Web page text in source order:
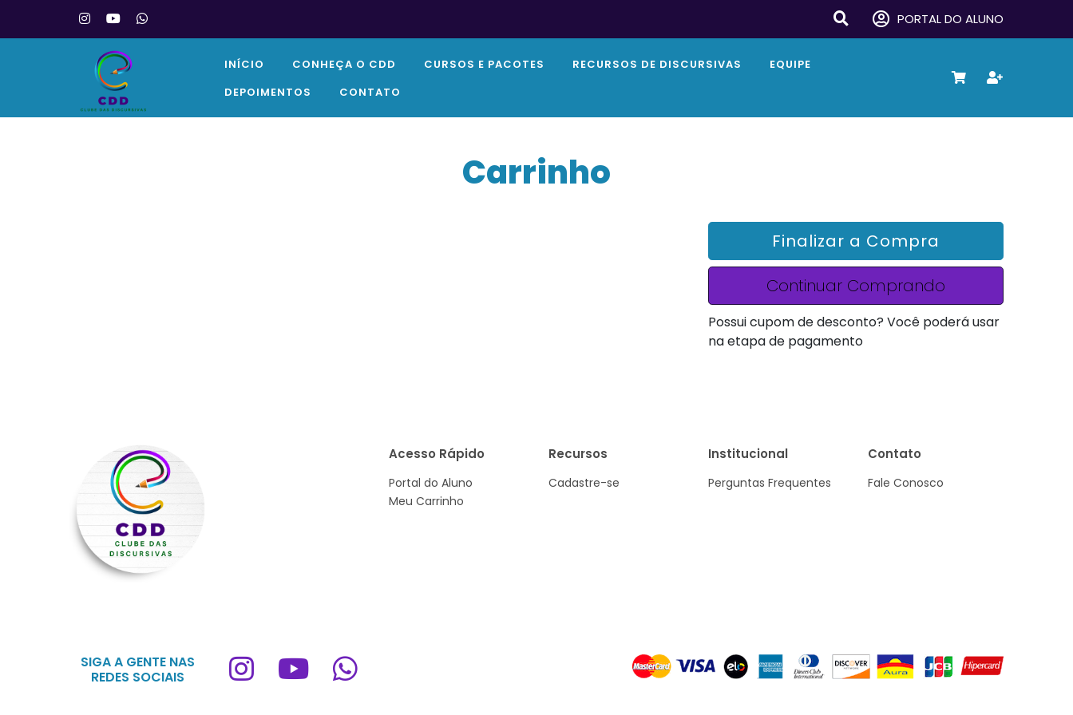
PORTAL DO ALUNO
INÍCIO CONHEÇA O CDD CURSOS E PACOTES RECURSOS DE DISCURSIVAS
EQUIPE
DEPOIMENTOS
CONTATO
Carrinho
Finalizar a Compra
Continuar Comprando
Possui cupom de desconto? Você poderá usar
na etapa de pagamento
Acesso Rápido
Portal do Aluno
Meu Carrinho
Recursos
Cadastre-se
Institucional
Perguntas Frequentes
Contato
Fale Conosco
SIGA A GENTE NAS
REDES SOCIAIS